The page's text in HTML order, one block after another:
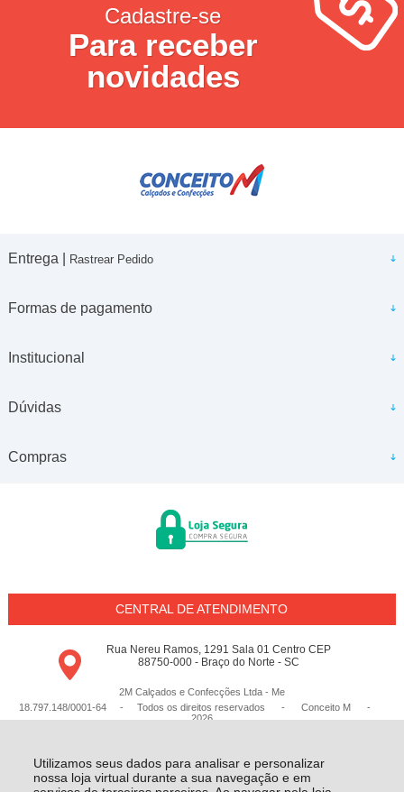
Utilizamos seus dados para analisar e personalizar
nossa loja virtual durante a sua navegação e em
Cadastre-se
Para receber
novidades
Entrega | Rastrear Pedido
Formas de pagamento
Institucional
Dúvidas
Compras
CENTRAL DE ATENDIMENTO
Rua Nereu Ramos, 1291 Sala 01 Centro CEP
88750-000 - Braço do Norte - SC
2M Calçados e Confecções Ltda - Me
18.797.148/0001-64 - Todos os direitos reservados
- Conceito M
-
2026